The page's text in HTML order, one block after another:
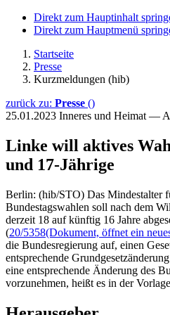
Direkt zum Hauptinhalt
Direkt zum Hauptmenü
Startseite
Presse
Kurzmeldungen (hib)
zurück zu: Presse ()
25.01.2023 Inneres und Heimat —
Linke will aktives
und 17-Jährige
Berlin: (hib/STO) Das Mindestalter
Bundestagswahlen soll nach dem
derzeit 18 auf künftig 16 Jahre
(20/5358(Dokument, öffnet ein
die Bundesregierung auf, einen
entsprechende
eine entsprechende Änderung des
vorzunehmen, heißt es in der